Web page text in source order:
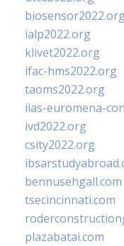
ialp2022.org
klivet2022.org
ifac-hms2022.org
taoms2022.org
iias-euromena-
ivd2022.org
csity2022.org
bennusehgall.com
tsecincinnati.com
plazabatai.com